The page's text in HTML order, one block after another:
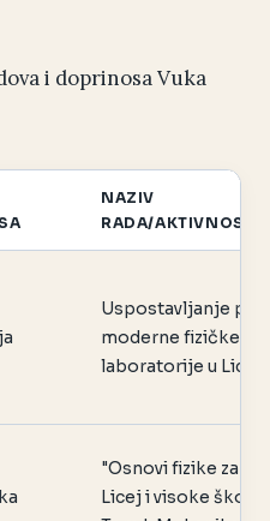
i doprinosa Vuka
NAZIV
RADA/AKTIVNOSTI
Uspostavljanje
moderne fizičke
laboratorije u Liceju
"Osnovi fizike za
Licej i visoke škole,